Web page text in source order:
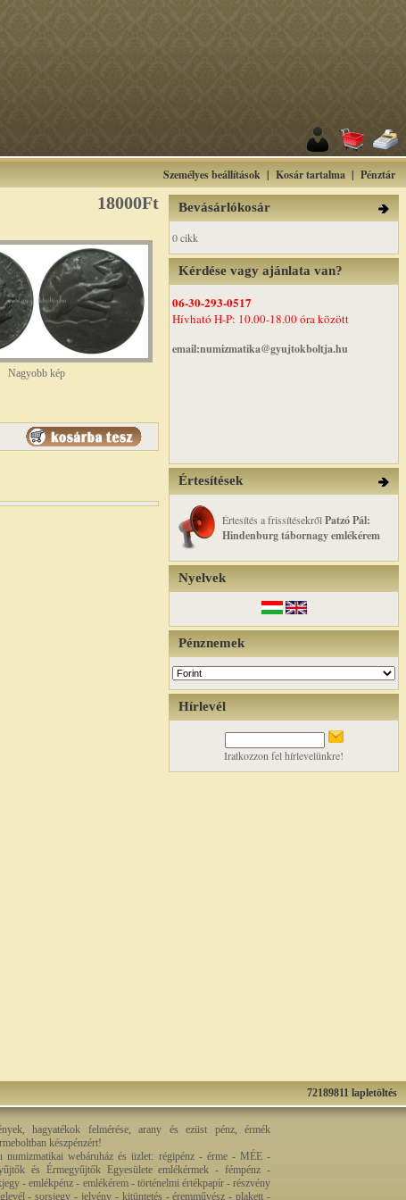
Személyes beállítások | Kosár tartalma | Pénztár
18000Ft
Nagyobb kép
Bevásárlókosár
0 cikk
Kérdése vagy ajánlata van?
06-30-293-0517
Hívható H-P: 10.00-18.00 óra között
email:numizmatika@gyujtokboltja.hu
Értesítések
Értesítés a frissítésekről Patzó Pál:
Hindenburg tábornagy emlékérem
Nyelvek
Pénznemek
Hírlevél
Iratkozzon fel hírlevelünkre!
72189811 lapletöltés
hagyatékok felmérése, arany és ezüst pénz, érmék
készpénzért!
numizmatikai webáruház és üzlet: régipénz - érme - MÉE -
és Érmegyűjtők Egyesülete emlékérmek - fémpénz -
- emlékpénz - emlékérem - történelmi értékpapír - részvény
- sorsjegy - jelvény - kitüntetés - éremművész - plakett -